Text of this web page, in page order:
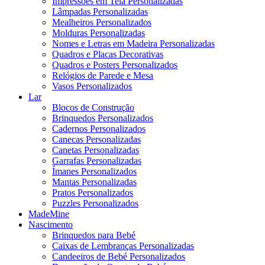
Lâmpadas Personalizadas
Mealheiros Personalizados
Molduras Personalizadas
Nomes e Letras em Madeira Personalizadas
Quadros e Placas Decorativas
Quadros e Posters Personalizados
Relógios de Parede e Mesa
Vasos Personalizados
Lar
Blocos de Construção
Brinquedos Personalizados
Cadernos Personalizados
Canecas Personalizadas
Canetas Personalizadas
Garrafas Personalizadas
Ímanes Personalizados
Mantas Personalizadas
Pratos Personalizados
Puzzles Personalizados
MadeMine
Nascimento
Brinquedos para Bebé
Caixas de Lembranças Personalizadas
Candeeiros de Bebé Personalizados